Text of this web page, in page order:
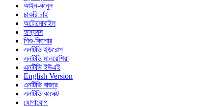
আইন-কানুন
চাকরি চাই
অটোমোবাইল
হাস্যরস
শিশু-কিশোর
এনটিভি ইউরোপ
এনটিভি মালয়েশিয়া
এনটিভি ইউএই
English Version
এনটিভি বাজার
এনটিভি কানেক্ট
যোগাযোগ